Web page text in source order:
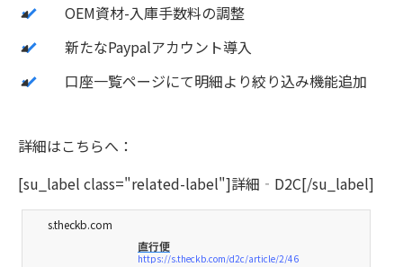
OEM資材-入庫手数料の調整
新たなPaypalアカウント導入
口座一覧ページにて明細より絞り込み機能追加
詳細はこちらへ：
[su_label class="related-label"]詳細‐D2C[/su_label]
s.theckb.com
直行便
https://s.theckb.com/d2c/article/2/46